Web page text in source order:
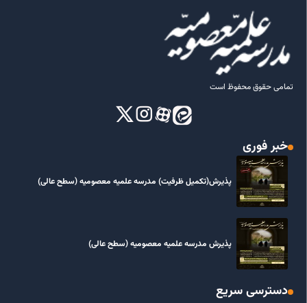
تمامی حقوق محفوظ است
خبر فوری
پذیرش(تکمیل ظرفیت) مدرسه علمیه معصومیه‌ (سطح عالی)
پذیرش مدرسه علمیه معصومیه‌ (سطح عالی)
دسترسی سریع